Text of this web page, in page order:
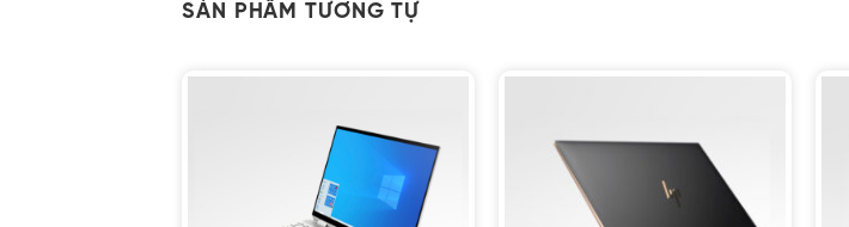
SẢN PHẨM TƯƠNG TỰ